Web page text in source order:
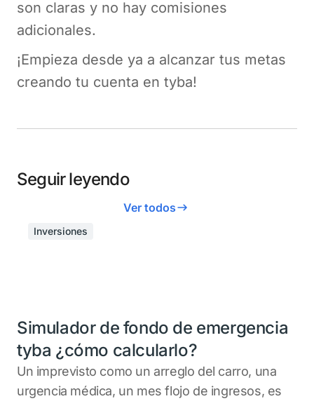
son claras y no hay comisiones
adicionales.
¡Empieza desde ya a alcanzar tus metas
creando tu cuenta en tyba!
Seguir leyendo
Ver todos
Inversiones
Simulador de fondo de emergencia
tyba ¿cómo calcularlo?
Un imprevisto como un arreglo del carro, una
urgencia médica, un mes flojo de ingresos, es